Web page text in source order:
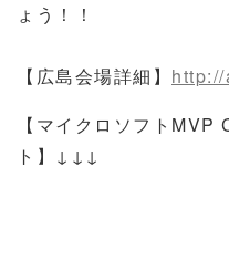
ょう！！
【広島会場詳細】
【マイクロソフト
ト】↓↓↓